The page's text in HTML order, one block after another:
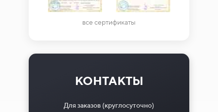
все сертификаты
КОНТАКТЫ
Для заказов (круглосуточно)